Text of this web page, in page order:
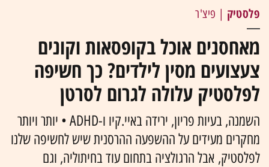
פלסטיק | פיצ'ר
מאחסנים אוכל בקופסאות וקונים
צעצועים מסין לילדים? כך חשיפה
לפלסטיק עלולה לגרום לסרטן
השמנה, בעיות פריון, ירידה באיי.קיו ו-ADHD • יותר ויותר
מחקרים מעידים על ההשפעה ההרסנית שיש לחשיפה שלנו
לפלסטיק, אבל הרגולציה בתחום עוד בחיתוליה, וגם